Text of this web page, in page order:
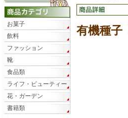
有機種子
お菓子
飲料
ファッション
靴
食品類
ライフ・ビューティー
花・ガーデン
書籍類